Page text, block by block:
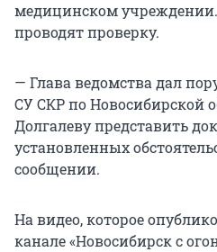
медицинском учреждении.
проводят проверку.
— Глава ведомства дал
СУ СКР по Новосибирской
Долгалеву представить
установленных
сообщении.
На видео, которое
канале «Новосибирск с